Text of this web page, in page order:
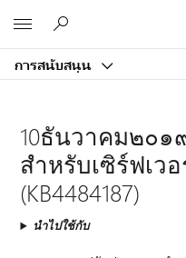
การสนับสนุน
10ธันวาคม๒๐๑
สำหรับเซิร์ฟเว
(KB4484187)
นำไปใช้กับ